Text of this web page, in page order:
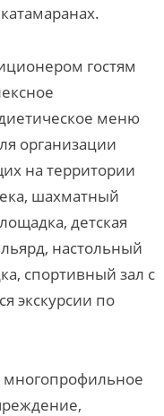
гостям
меню
организации
на территории
шахматный
детская
настольный
спортивный зал с
экскурсии по
многопрофильное